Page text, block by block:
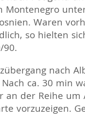
Montenegro
Waren
so hielten
90.
nach
ca. 30 min
an der Reihe um
vorzuzeigen.